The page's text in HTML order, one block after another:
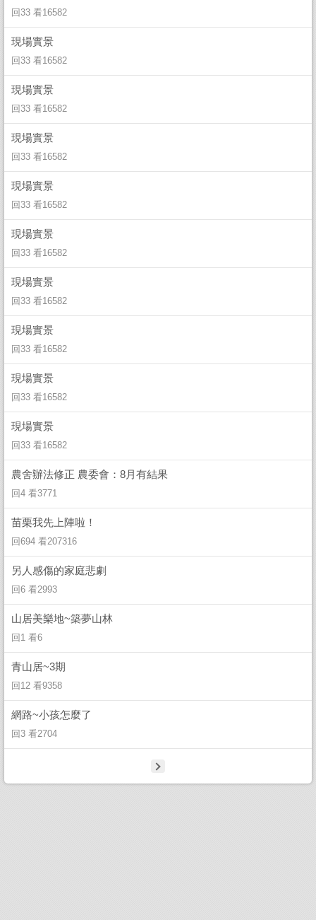
回33 看16582
現場實景
回33 看16582
現場實景
回33 看16582
現場實景
回33 看16582
現場實景
回33 看16582
現場實景
回33 看16582
現場實景
回33 看16582
現場實景
回33 看16582
現場實景
回33 看16582
現場實景
回33 看16582
農舍辦法修正 農委會：8月有結果
回4 看3771
苗栗我先上陣啦！
回694 看207316
另人感傷的家庭悲劇
回6 看2993
山居美樂地~築夢山林
回1 看6
青山居~3期
回12 看9358
網路~小孩怎麼了
回3 看2704